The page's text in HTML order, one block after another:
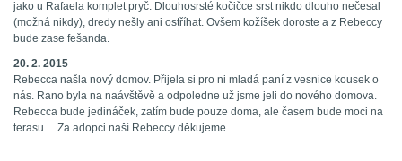
jako u Rafaela komplet pryč. Dlouhosrsté kočičce srst nikdo dlouho nečesal
(možná nikdy), dredy nešly ani ostříhat. Ovšem kožíšek doroste a z Rebeccy
bude zase fešanda.
20. 2. 2015
Rebecca našla nový domov. Přijela si pro ni mladá paní z vesnice kousek o
nás. Rano byla na naávštěvě a odpoledne už jsme jeli do nového domova.
Rebecca bude jedináček, zatím bude pouze doma, ale časem bude moci na
terasu… Za adopci naší Rebeccy děkujeme.